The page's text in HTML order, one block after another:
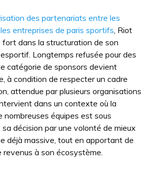
des partenariats entre les
entreprises de paris sportifs, Riot
fort dans la structuration de son
Longtemps refusée pour des
catégorie de sponsors devient
à condition de respecter un cadre
attendue par plusieurs organisations
dans un contexte où la
nombreuses équipes est sous
décision par une volonté de mieux
déjà massive, tout en apportant de
revenus à son écosystème.